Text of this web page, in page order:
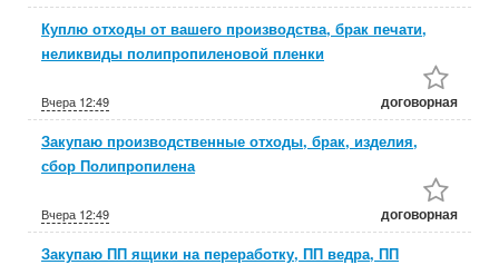
Куплю отходы от вашего производства, брак печати,
неликвиды полипропиленовой пленки
Вчера 12:49 договорная
Закупаю производственные отходы, брак, изделия,
сбор Полипропилена
Вчера 12:49 договорная
Закупаю ПП ящики на переработку, ПП ведра, ПП